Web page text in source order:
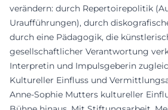
verändern: durch Repertoirepolitik
Uraufführungen), durch
durch eine Pädagogik, die
gesellschaftlicher Verantwortung
Interpretin und Impulsgeberin
Kultureller Einfluss und
Anne-Sophie Mutters kultureller